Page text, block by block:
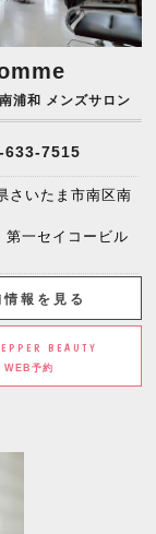
南浦和 メンズサロン
633-7515
さいたま市南区南
第一セイコービル
情報を見る
BEAUTY
WEB予約